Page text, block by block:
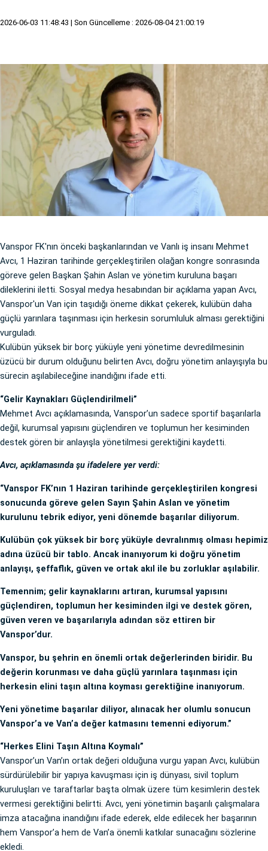
2026-06-03 11:48:43 | Son Güncelleme : 2026-08-04 21:00:19
Vanspor FK'nın önceki başkanlarından ve Vanlı iş insanı Mehmet
Avcı, 1 Haziran tarihinde gerçekleştirilen olağan kongre sonrasında
göreve gelen Başkan Şahin Aslan ve yönetim kuruluna başarı
dileklerini iletti. Sosyal medya hesabından bir açıklama yapan Avcı,
Vanspor'un Van için taşıdığı öneme dikkat çekerek, kulübün daha
güçlü yarınlara taşınması için herkesin sorumluluk alması gerektiğini
vurguladı.
Kulübün yüksek bir borç yüküyle yeni yönetime devredilmesinin
üzücü bir durum olduğunu belirten Avcı, doğru yönetim anlayışıyla bu
sürecin aşılabileceğine inandığını ifade etti.
“Gelir Kaynakları Güçlendirilmeli”
Mehmet Avcı açıklamasında, Vanspor’un sadece sportif başarılarla
değil, kurumsal yapısını güçlendiren ve toplumun her kesiminden
destek gören bir anlayışla yönetilmesi gerektiğini kaydetti.
Avcı, açıklamasında şu ifadelere yer verdi:
“Vanspor FK’nın 1 Haziran tarihinde gerçekleştirilen kongresi
sonucunda göreve gelen Sayın Şahin Aslan ve yönetim
kurulunu tebrik ediyor, yeni dönemde başarılar diliyorum.
Kulübün çok yüksek bir borç yüküyle devralınmış olması hepimiz
adına üzücü bir tablo. Ancak inanıyorum ki doğru yönetim
anlayışı, şeffaflık, güven ve ortak akıl ile bu zorluklar aşılabilir.
Temennim; gelir kaynaklarını artıran, kurumsal yapısını
güçlendiren, toplumun her kesiminden ilgi ve destek gören,
güven veren ve başarılarıyla adından söz ettiren bir
Vanspor’dur.
Vanspor, bu şehrin en önemli ortak değerlerinden biridir. Bu
değerin korunması ve daha güçlü yarınlara taşınması için
herkesin elini taşın altına koyması gerektiğine inanıyorum.
Yeni yönetime başarılar diliyor, alınacak her olumlu sonucun
Vanspor’a ve Van’a değer katmasını temenni ediyorum.”
“Herkes Elini Taşın Altına Koymalı”
Vanspor’un Van’ın ortak değeri olduğuna vurgu yapan Avcı, kulübün
sürdürülebilir bir yapıya kavuşması için iş dünyası, sivil toplum
kuruluşları ve taraftarlar başta olmak üzere tüm kesimlerin destek
vermesi gerektiğini belirtti. Avcı, yeni yönetimin başarılı çalışmalara
imza atacağına inandığını ifade ederek, elde edilecek her başarının
hem Vanspor’a hem de Van’a önemli katkılar sunacağını sözlerine
ekledi.